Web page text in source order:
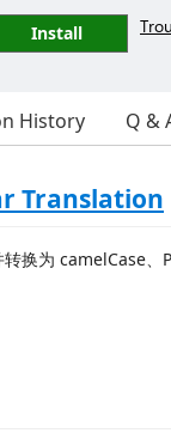
Install
History Q &
Translation
换为 camelCase